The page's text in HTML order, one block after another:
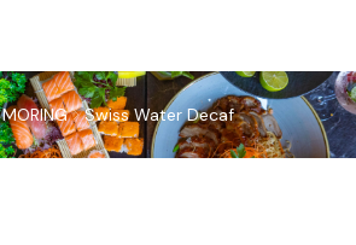
MORING Swiss Water Decaf